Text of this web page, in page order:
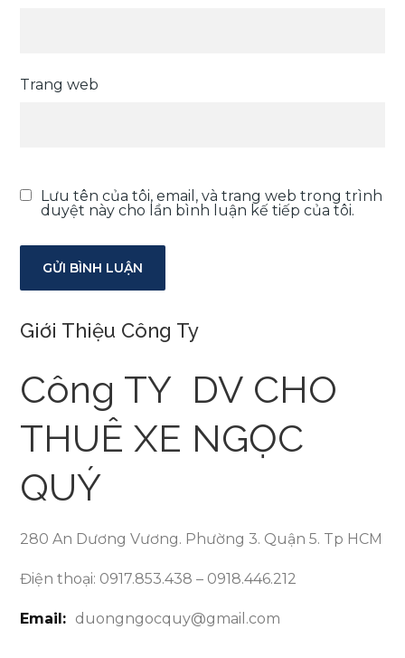
Trang web
Lưu tên của tôi, email, và trang web trong trình
duyệt này cho lần bình luận kế tiếp của tôi.
Giới Thiệu Công Ty
Công TY DV CHO
THUÊ XE NGỌC
QUÝ
280 An Dương Vương. Phường 3. Quận 5. Tp HCM
Điện thoại: 0917.853.438 – 0918.446.212
Email: duongngocquy@gmail.com